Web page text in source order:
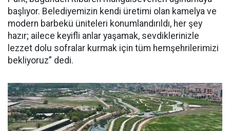
başlıyor. Belediyemizin kendi üretimi olan kamelya ve
modern barbekü üniteleri konumlandırıldı, her şey
hazır; ailece keyifli anlar yaşamak, sevdiklerinizle
lezzet dolu sofralar kurmak için tüm hemşehrilerimizi
bekliyoruz” dedi.